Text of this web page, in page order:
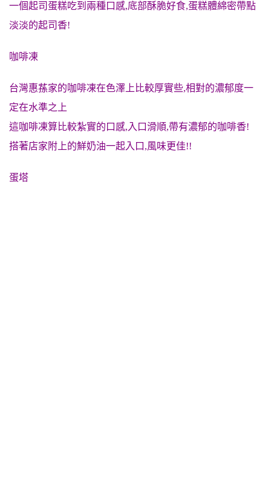
一個起司蛋糕吃到兩種口感,底部酥脆好食,蛋糕體綿密帶點
淡淡的起司香!
咖啡凍
台灣惠蓀家的咖啡凍在色澤上比較厚實些,相對的濃郁度一
定在水準之上
這咖啡凍算比較紮實的口感,入口滑順,帶有濃郁的咖啡香!
搭著店家附上的鮮奶油一起入口,風味更佳!!
蛋塔